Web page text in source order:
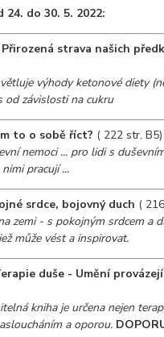
do 30. 5. 2022:
Přirozená strava našich
výhody ketonové diety
od závislosti na cukru
to o sobě říct? ( 222 str.
nemoci ... pro lidi s
pracují ...
srdce, bojovný duch (
zemi - s pokojným srdcem a
může vést a inspirovat.
duše - Umění
kniha je určena nejen
a oporou.